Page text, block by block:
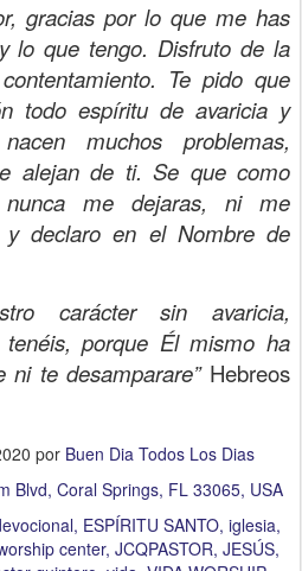
gracias por lo que me has
lo que tengo. Disfruto de la
Te pido que
todo espíritu de avaricia y
muchos problemas,
alejan de ti. Se que como
me dejaras, ni me
y declaro en el Nombre de
carácter sin avaricia,
porque Él mismo ha
ni te desamparare”Hebreos
por Buen Dia Todos Los Dias
Blvd, Coral Springs, FL 33065, USA
ESPÍRITU SANTO iglesia
center JCQPASTOR JESÚS